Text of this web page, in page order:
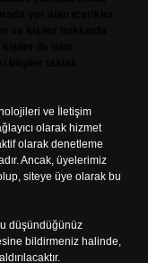
ve İletişim
olarak hizmet
olarak denetleme
Ancak, üyelerimiz
siteye üye olarak bu
düşündüğünüz
bildirmeniz halinde,